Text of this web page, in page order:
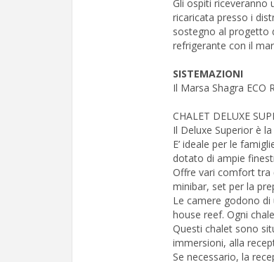
Gli ospiti riceveranno
ricaricata presso i
sostegno al progetto
refrigerante con il
SISTEMAZIONI
Il Marsa Shagra
CHALET DELUXE
Il Deluxe Superior è
E’ ideale per le
dotato di ampie
Offre vari comfort tra
minibar, set per la
Le camere godono
house reef. Ogni
Questi chalet sono
immersioni, alla
Se necessario, la